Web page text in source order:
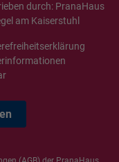
durch: PranaHaus
am Kaiserstuhl